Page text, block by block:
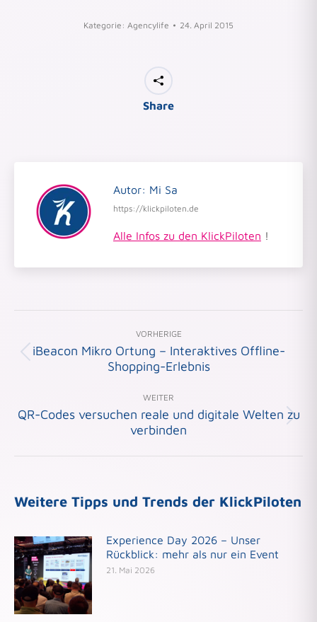
Kategorie: Agencylife 24. April 2015
Share
Autor: Mi Sa
https://klickpiloten.de
Alle Infos zu den KlickPiloten !
VORHERIGE
Vorheriger
Beitrag:
iBeacon Mikro Ortung – Interaktives Offline-
Shopping-Erlebnis
WEITER
Nächster
Beitrag:
QR-Codes versuchen reale und digitale Welten zu
verbinden
Weitere Tipps und Trends der KlickPiloten
Experience Day 2026 – Unser
Rückblick: mehr als nur ein Event
21. Mai 2026